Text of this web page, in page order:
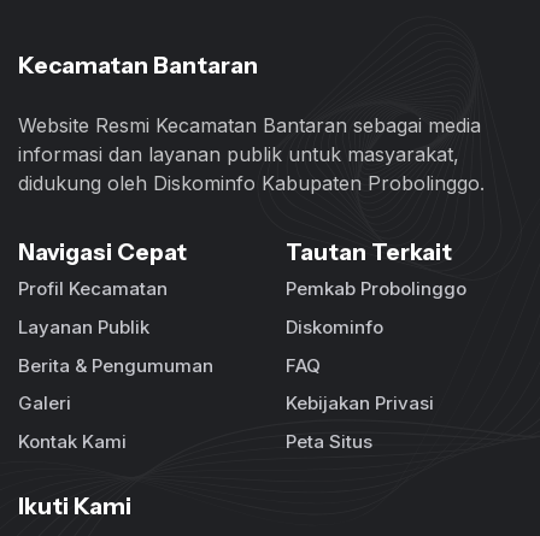
Kecamatan Bantaran
Website Resmi Kecamatan Bantaran sebagai media
informasi dan layanan publik untuk masyarakat,
didukung oleh Diskominfo Kabupaten Probolinggo.
Navigasi Cepat
Profil Kecamatan
Layanan Publik
Berita & Pengumuman
Galeri
Kontak Kami
Tautan Terkait
Pemkab Probolinggo
Diskominfo
FAQ
Kebijakan Privasi
Peta Situs
Ikuti Kami